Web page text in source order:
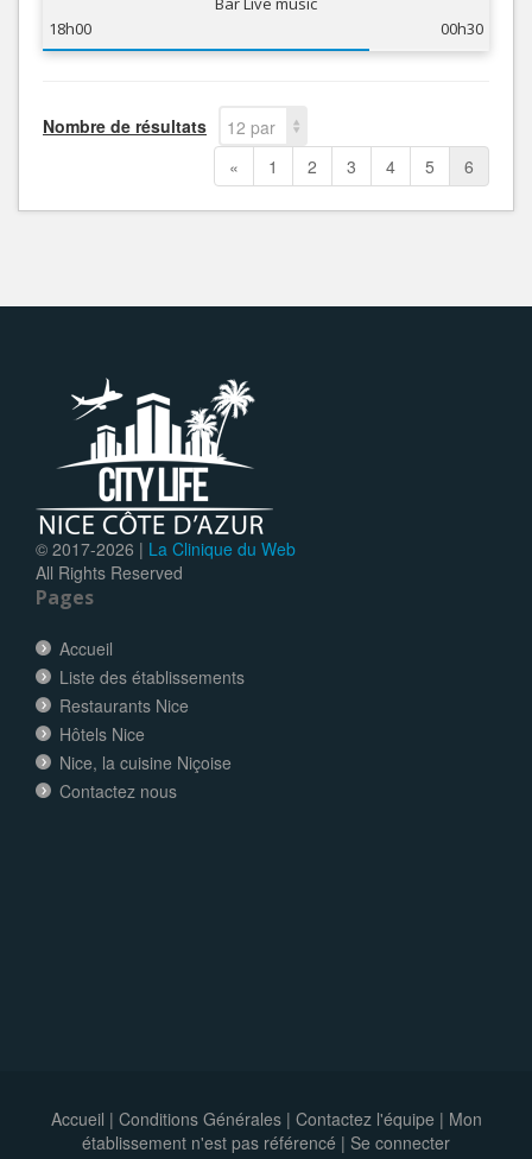
18h00
00h30
Nombre de résultats
12 par
page
« 1 2 3 4 5 6
© 2017-2026 | La Clinique du Web
All Rights Reserved
Pages
Accueil
Liste des établissements
Restaurants Nice
Hôtels Nice
Nice, la cuisine Niçoise
Contactez nous
Accueil | Conditions Générales| Contactez l'équipe | Mon
établissement n'est pas référencé | Se connecter